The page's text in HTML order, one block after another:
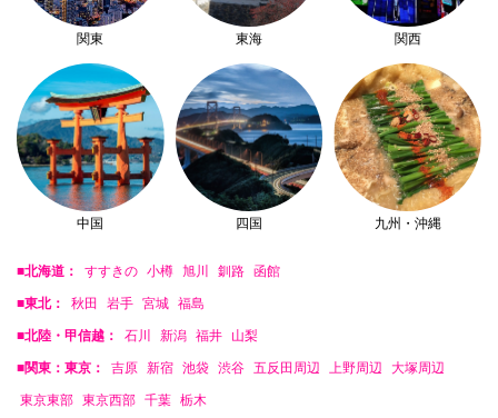
関東 東海 関西
中国 四国 九州・沖縄
■北海道： すすきの 小樽 旭川 釧路 函館
■東北： 秋田 岩手 宮城 福島
■北陸・甲信越： 石川 新潟 福井 山梨
■関東：東京： 吉原 新宿 池袋 渋谷 五反田周辺 上野周辺 大塚周辺
東京東部 東京西部 千葉 栃木